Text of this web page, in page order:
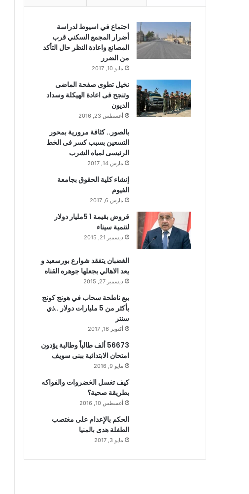
اجتماع في اسيوط لدراسة
أضرار المجمع السكني قرب
المصانع واعادة النظر حال التأكد
من الضرر
مايو 10, 2017
نخيل تطوى صفحة الماضى
وتنجح فى اعادة الهيكلة وسداد
الديون
أغسطس 23, 2016
بالصور.. كثافة مرورية بمحور
التسعين بسبب كسر فى الخط
الرئيسى لمياه الشرب
مارس 14, 2017
إنشاء كلية الحقوق بجامعة
الفيوم
مارس 6, 2017
قروض بقيمة 1 5مليار دولار
لتنمية سيناء
ديسمبر 21, 2015
الغضبان يتفقد شوارع بورسعيد و
يعد الاهالي بجعلها جوهره القناه
ديسمبر 27, 2015
بيع ناطحة سحاب في هونج كونج
بأكثر من 5 مليارات دولار ..ذي
سنتر
أكتوبر 16, 2017
56673 ألف طالباً وطالبة يؤدون
امتحان الابتدائية ببنى سويف
مايو 9, 2016
كيف تغسل الخضروات والفواكه
بطريقة صحية؟
أغسطس 10, 2016
الحكم بالإعدام على مغتصب
الطفلة هدى بالمنيا
مايو 3, 2017